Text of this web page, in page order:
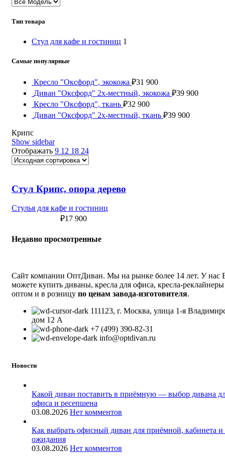
Тип товара
Стул для кафе и гостиниц 1
Самые популярные
Кресло "Оксфорд", экокожа ₽31 900
Диван "Оксфорд" 2х-местный, экокожа ₽39 900
Кресло "Оксфорд", ткань ₽32 900
Диван "Оксфорд" 2х-местный, ткань ₽39 900
Крипс
Show sidebar
Отображать 9 12 18 24
Стул Крипс, опора дерево
Стулья для кафе и гостиниц
₽17 900
Недавно просмотренные
Сайт компании ОптДиван. Мы на рынке более 14 лет. У нас
можете купить диваны, кресла для офиса, кресла-реклайнеры
оптом и в розницу по ценам завода-изготовителя.
111123, г. Москва, улица 1-я
дом 12 А
+7 (499) 390-82-31
info@optdivan.ru
Новости
Какой диван поставить в приёмную — выбор дивана
офиса и ресепшена
03.08.2026 Нет комментов
Как выбрать офисный диван для приёмной, кабинета и
ожидания
03.08.2026 Нет комментов